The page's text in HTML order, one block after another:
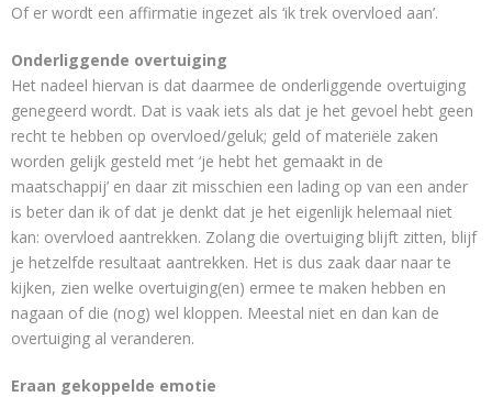
Of er wordt een affirmatie ingezet als ‘ik trek overvloed aan’.
Onderliggende overtuiging
Het nadeel hiervan is dat daarmee de onderliggende overtuiging
genegeerd wordt. Dat is vaak iets als dat je het gevoel hebt geen
recht te hebben op overvloed/geluk; geld of materiële zaken
worden gelijk gesteld met ‘je hebt het gemaakt in de
maatschappij’ en daar zit misschien een lading op van een ander
is beter dan ik of dat je denkt dat je het eigenlijk helemaal niet
kan: overvloed aantrekken. Zolang die overtuiging blijft zitten, blijf
je hetzelfde resultaat aantrekken. Het is dus zaak daar naar te
kijken, zien welke overtuiging(en) ermee te maken hebben en
nagaan of die (nog) wel kloppen. Meestal niet en dan kan de
overtuiging al veranderen.
Eraan gekoppelde emotie